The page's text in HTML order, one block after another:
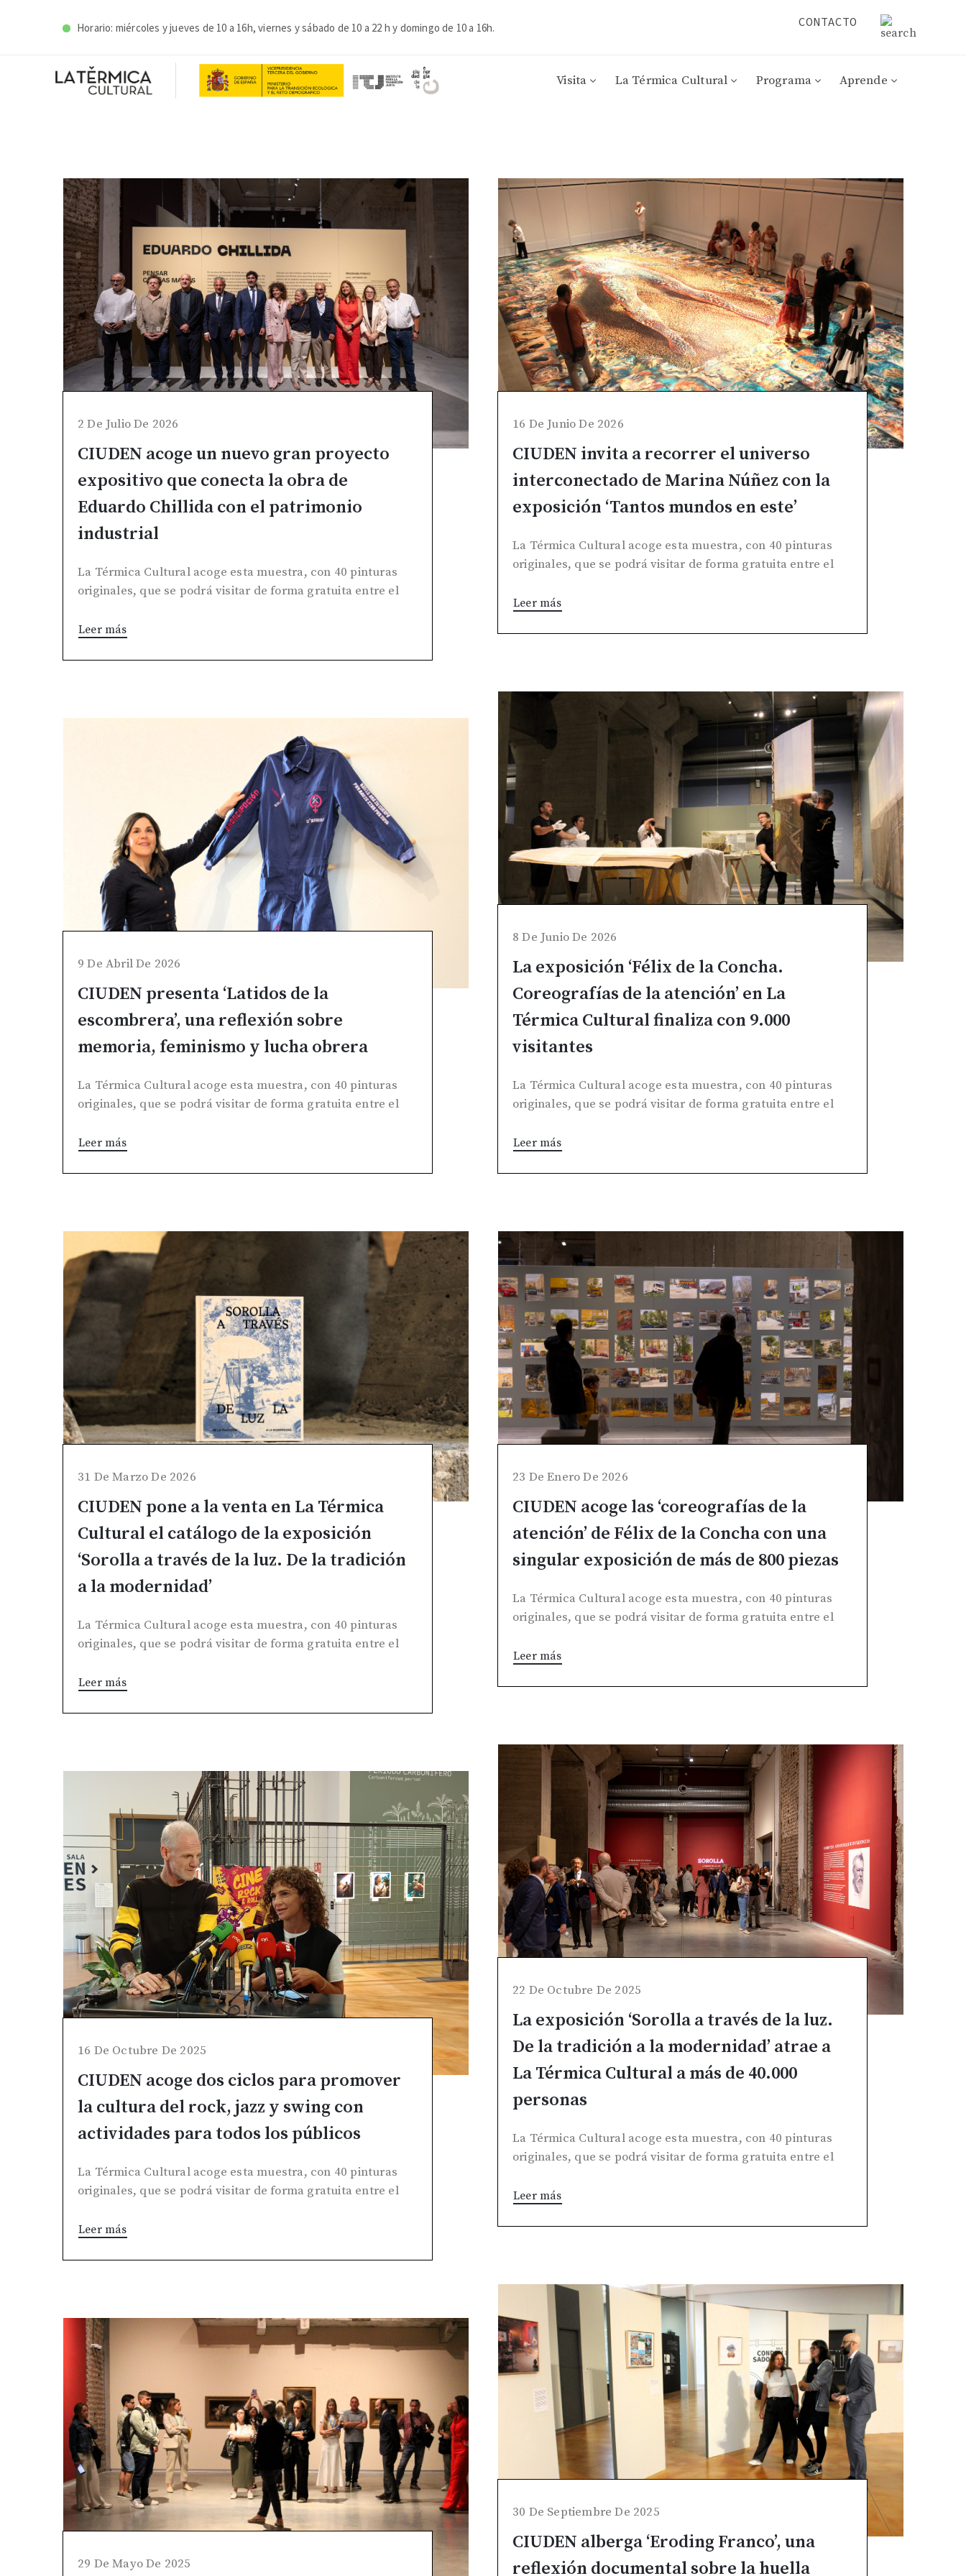
Horario: miércoles yjueves de 10 a 16h, viernes y sábado de 10 a 22 h y domingo de 10 a 16h. CONTACTO
Visita La Térmica Cultural Programa Aprende
2 De Julio De 2026
CIUDEN acoge un nuevo gran proyecto
expositivo que conecta la obra de
Eduardo Chillida con el patrimonio
industrial
La Térmica Cultural acoge esta muestra, con 40 pinturas
originales, que se podrá visitar de forma gratuita entre el
Leer más
16 De Junio De 2026
CIUDEN invita a recorrer el universo
interconectado de Marina Núñez con la
exposición ‘Tantos mundos en este’
La Térmica Cultural acoge esta muestra, con 40 pinturas
originales, que se podrá visitar de forma gratuita entre el
Leer más
8 De Junio De 2026
La exposición ‘Félix de la Concha.
Coreografías de la atención’ en La
Térmica Cultural finaliza con 9.000
visitantes
La Térmica Cultural acoge esta muestra, con 40 pinturas
originales, que se podrá visitar de forma gratuita entre el
Leer más
9 De Abril De 2026
CIUDEN presenta ‘Latidos de la
escombrera’, una reflexión sobre
memoria, feminismo y lucha obrera
La Térmica Cultural acoge esta muestra, con 40 pinturas
originales, que se podrá visitar de forma gratuita entre el
Leer más
31 De Marzo De 2026
CIUDEN pone a la venta en La Térmica
Cultural el catálogo de la exposición
‘Sorolla a través de la luz. De la tradición
a la modernidad’
La Térmica Cultural acoge esta muestra, con 40 pinturas
originales, que se podrá visitar de forma gratuita entre el
Leer más
23 De Enero De 2026
CIUDEN acoge las ‘coreografías de la
atención’ de Félix de la Concha con una
singular exposición de más de 800 piezas
La Térmica Cultural acoge esta muestra, con 40 pinturas
originales, que se podrá visitar de forma gratuita entre el
Leer más
22 De Octubre De 2025
La exposición ‘Sorolla a través de la luz.
De la tradición a la modernidad’ atrae a
La Térmica Cultural a más de 40.000
personas
La Térmica Cultural acoge esta muestra, con 40 pinturas
originales, que se podrá visitar de forma gratuita entre el
Leer más
16 De Octubre De 2025
CIUDEN acoge dos ciclos para promover
la cultura del rock, jazz y swing con
actividades para todos los públicos
La Térmica Cultural acoge esta muestra, con 40 pinturas
originales, que se podrá visitar de forma gratuita entre el
Leer más
30 De Septiembre De 2025
CIUDEN alberga ‘Eroding Franco’, una
reflexión documental sobre la huella
29 De Mayo De 2025